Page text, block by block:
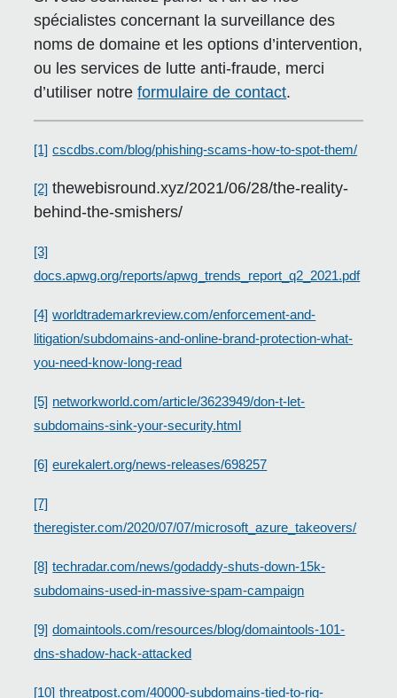
spécialistes concernant la surveillance des
noms de domaine et les options d’intervention,
ou les services de lutte anti-fraude, merci
d’utiliser notreformulaire de contact.
[1] cscdbs.com/blog/phishing-scams-how-to-spot-them/
[2] thewebisround.xyz/2021/06/28/the-reality-
behind-the-smishers/
[3]
docs.apwg.org/reports/apwg_trends_report_q2_2021.pdf
[4] worldtrademarkreview.com/enforcement-and-
litigation/subdomains-and-online-brand-protection-what-
you-need-know-long-read
[5] networkworld.com/article/3623949/don-t-let-
subdomains-sink-your-security.html
[6] eurekalert.org/news-releases/698257
[7]
theregister.com/2020/07/07/microsoft_azure_takeovers/
[8] techradar.com/news/godaddy-shuts-down-15k-
subdomains-used-in-massive-spam-campaign
[9] domaintools.com/resources/blog/domaintools-101-
dns-shadow-hack-attacked
[10] threatpost.com/40000-subdomains-tied-to-rig-